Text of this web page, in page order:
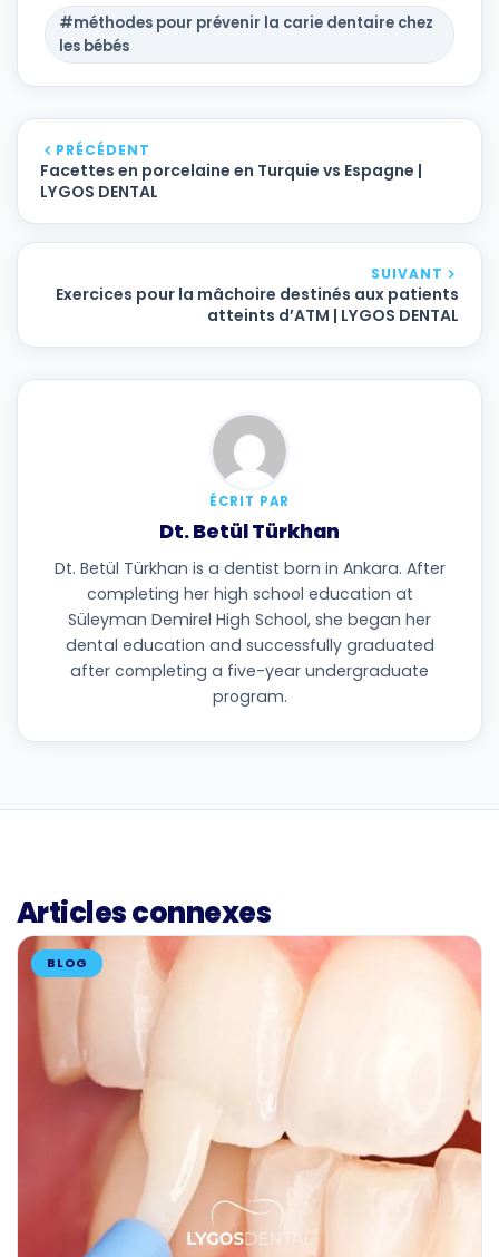
#méthodes pour prévenir la carie dentaire chez
les bébés
PRÉCÉDENT
Facettes en porcelaine en Turquie vs Espagne |
LYGOS DENTAL
SUIVANT
Exercices pour la mâchoire destinés aux patients
atteints d’ATM | LYGOS DENTAL
ÉCRIT PAR
Dt. Betül Türkhan
Dt. Betül Türkhan is a dentist born in Ankara. After
completing her high school education at
Süleyman Demirel High School, she began her
dental education and successfully graduated
after completing a five-year undergraduate
program.
Articles connexes
BLOG